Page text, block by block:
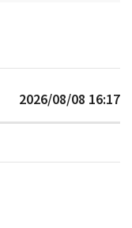
2026/08/08 16:17